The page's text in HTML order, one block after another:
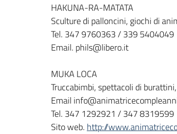
HAKUNA-RA-MATATA
Sculture di palloncini, giochi di
Tel. 347 9760363 / 339 5404049
Email. phils@libero.it
MUKA LOCA
Truccabimbi, spettacoli di
Email
Tel. 347 1292921 / 347 8319599
Sito web. http://